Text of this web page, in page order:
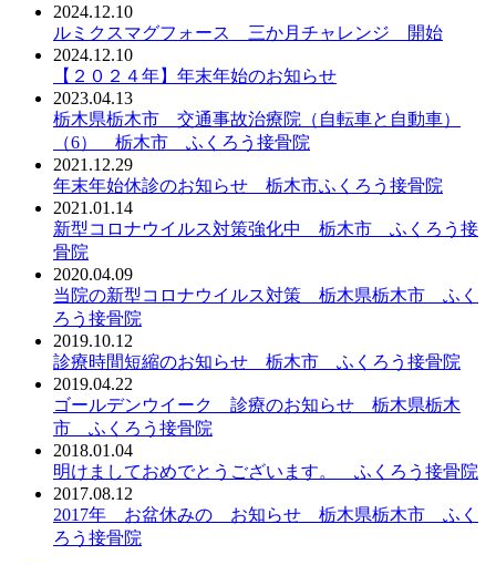
2024.12.10
ルミクスマグフォース 三か月チャレンジ 開始
2024.12.10
【２０２４年】年末年始のお知らせ
2023.04.13
栃木県栃木市 交通事故治療院（自転車と自動車）
（6） 栃木市 ふくろう接骨院
2021.12.29
年末年始休診のお知らせ 栃木市ふくろう接骨院
2021.01.14
新型コロナウイルス対策強化中 栃木市 ふくろう接
骨院
2020.04.09
当院の新型コロナウイルス対策 栃木県栃木市 ふく
ろう接骨院
2019.10.12
診療時間短縮のお知らせ 栃木市 ふくろう接骨院
2019.04.22
ゴールデンウイーク 診療のお知らせ 栃木県栃木
市 ふくろう接骨院
2018.01.04
明けましておめでとうございます。 ふくろう接骨院
2017.08.12
2017年 お盆休みの お知らせ 栃木県栃木市 ふく
ろう接骨院